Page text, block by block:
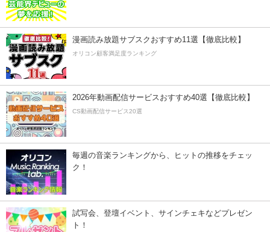
漫画読み放題サブスクおすすめ11選【徹底比較】
オリコン顧客満足度ランキング
2026年動画配信サービスおすすめ40選【徹底比較】
CS動画配信サービス20選
毎週の音楽ランキングから、ヒットの推移をチェッ
ク！
試写会、登壇イベント、サインチェキなどプレゼン
ト！